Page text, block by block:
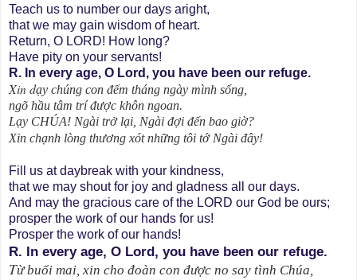
Teach us to number our days aright,
that we may gain wisdom of heart.
Return, O LORD! How long?
Have pity on your servants!
R. In every age, O Lord, you have been our refuge.
Xin dạy chúng con đếm tháng ngày mình sống,
ngõ hầu tâm trí được khôn ngoan.
Lạy CHÚA! Ngài trở lại, Ngài đợi đến bao giờ?
Xin chạnh lòng thương xót những tôi tớ Ngài đây!
Fill us at daybreak with your kindness,
that we may shout for joy and gladness all our days.
And may the gracious care of the LORD our God be ours;
prosper the work of our hands for us!
Prosper the work of our hands!
R. In every age, O Lord, you have been our refuge.
Từ buổi mai, xin cho đoàn con được no say tình Chúa,